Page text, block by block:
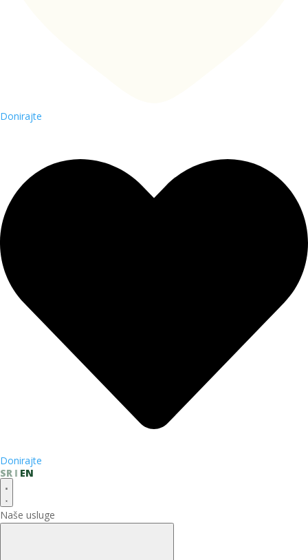
Donirajte
Donirajte
SR
EN
Naše usluge